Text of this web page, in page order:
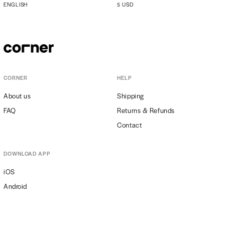
ENGLISH $ USD
CORNER
About us
FAQ
HELP
Shipping
Returns & Refunds
Contact
DOWNLOAD APP
iOS
Android